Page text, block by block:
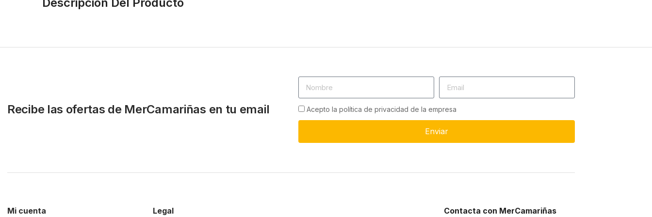
Recibe las ofertas de MerCamariñas en tu email Acepto la política de privacidad de la empresa
Enviar
Mi cuenta Legal Contacta con MerCamariñas